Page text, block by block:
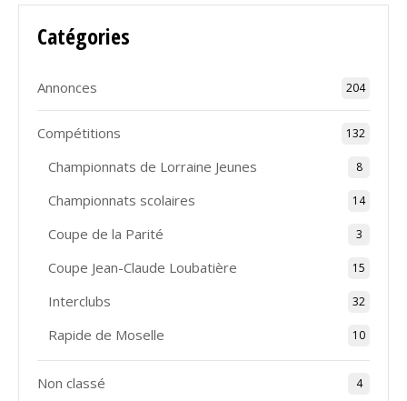
Catégories
Annonces 204
Compétitions 132
Championnats de Lorraine Jeunes 8
Championnats scolaires 14
Coupe de la Parité 3
Coupe Jean-Claude Loubatière 15
Interclubs 32
Rapide de Moselle 10
Non classé 4